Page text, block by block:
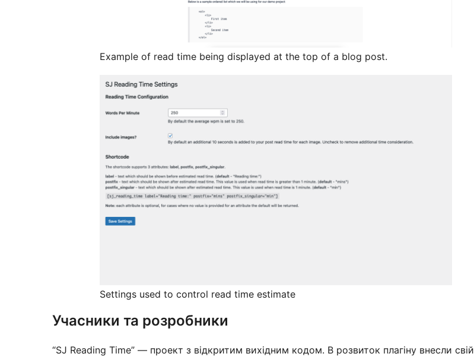
Example of read time being displayed at the top of a blog post.
Settings used to control read time estimate
Учасники та розробники
“SJ Reading Time” — проект з відкритим вихідним кодом. В розвиток плагіну внесли свій